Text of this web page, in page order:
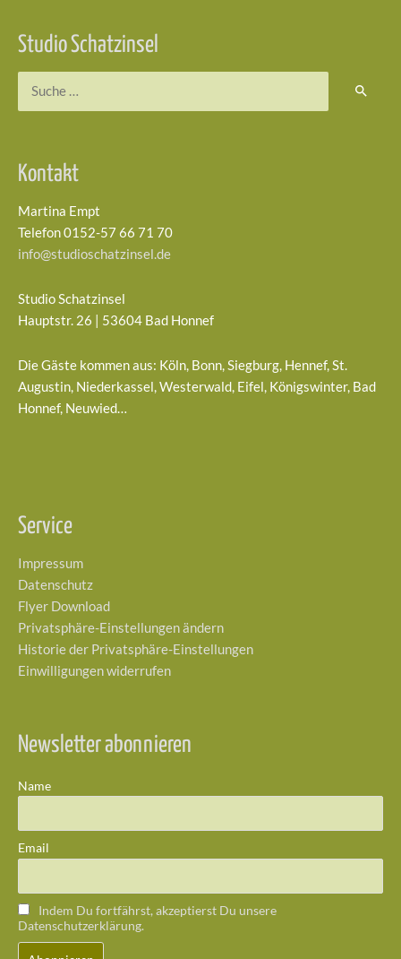
Studio Schatzinsel
Kontakt
Martina Empt
Telefon 0152-57 66 71 70
info@studioschatzinsel.de
Studio Schatzinsel
Hauptstr. 26 | 53604 Bad Honnef
Die Gäste kommen aus: Köln, Bonn, Siegburg, Hennef, St.
Augustin, Niederkassel, Westerwald, Eifel, Königswinter, Bad
Honnef, Neuwied…
Service
Impressum
Datenschutz
Flyer Download
Privatsphäre-Einstellungen ändern
Historie der Privatsphäre-Einstellungen
Einwilligungen widerrufen
Newsletter abonnieren
Name
Email
Indem Du fortfährst, akzeptierst Du unsere
Datenschutzerklärung.